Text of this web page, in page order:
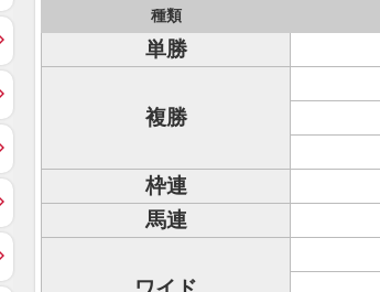
種類
単勝
複勝
枠連
馬連